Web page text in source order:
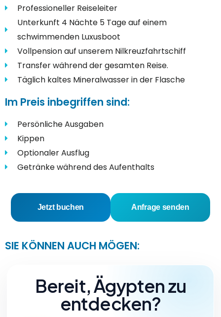
Professioneller Reiseleiter
Unterkunft 4 Nächte 5 Tage auf einem
schwimmenden Luxusboot
Vollpension auf unserem Nilkreuzfahrtschiff
Transfer während der gesamten Reise.
Täglich kaltes Mineralwasser in der Flasche
Im Preis inbegriffen sind:
Persönliche Ausgaben
Kippen
Optionaler Ausflug
Getränke während des Aufenthalts
Jetzt buchen Anfrage senden
SIE KÖNNEN AUCH MÖGEN:
Bereit, Ägypten zu
entdecken?